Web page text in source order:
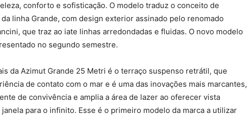
conforto e sofisticação. O modelo traduz o conceito de
linha Grande, com design exterior assinado pelo renomado
que traz ao iate linhas arredondadas e fluidas. O novo modelo
no segundo semestre.
da Azimut Grande 25 Metri é o terraço suspenso retrátil, que
de contato com o mar e é uma das inovações mais marcantes,
de convivência e amplia a área de lazer ao oferecer vista
para o infinito. Esse é o primeiro modelo da marca a utilizar